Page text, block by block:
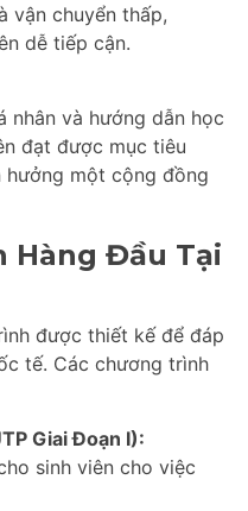
vận chuyển thấp,
dễ tiếp cận.
và hướng dẫn học
đạt được mục tiêu
một cộng đồng
Hàng Đầu Tại
được thiết kế để đáp
tế. Các chương trình
Giai Đoạn I):
sinh viên cho việc